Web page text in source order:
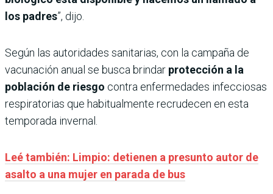
los padres”, dijo.
Según las autoridades sanitarias, con la campaña de
vacunación anual se busca brindar protección a la
población de riesgo contra enfermedades infecciosas
respiratorias que habitualmente recrudecen en esta
temporada invernal.
Leé también: Limpio: detienen a presunto autor de
asalto a una mujer en parada de bus